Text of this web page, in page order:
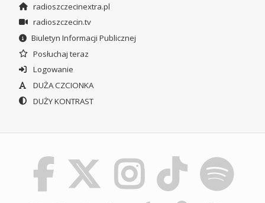
radioszczecinextra.pl
radioszczecin.tv
Biuletyn Informacji Publicznej
Posłuchaj teraz
Logowanie
DUŻA CZCIONKA
DUŻY KONTRAST